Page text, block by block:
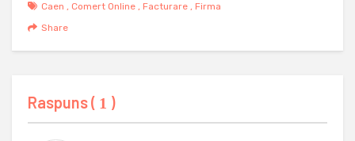
Caen , Comert Online , Facturare , Firma
Share
Raspuns ( 1 )